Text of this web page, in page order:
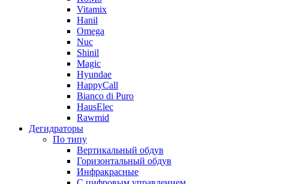
Vitamix
Hanil
Omega
Nuc
Shinil
Magic
Hyundae
HappyCall
Bianco di Puro
HausElec
Rawmid
Дегидраторы
По типу
Вертикальный обдув
Горизонтальный обдув
Инфракрасные